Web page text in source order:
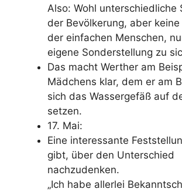
Also: Wohl unterschiedliche
der Bevölkerung, aber
der einfachen Menschen,
eigene Sonderstellung zu
Das macht Werther am
Mädchens klar, dem er am
sich das Wassergefäß auf
setzen.
17. Mai:
Eine interessante
gibt, über den Unterschied
nachzudenken.
„Ich habe allerlei